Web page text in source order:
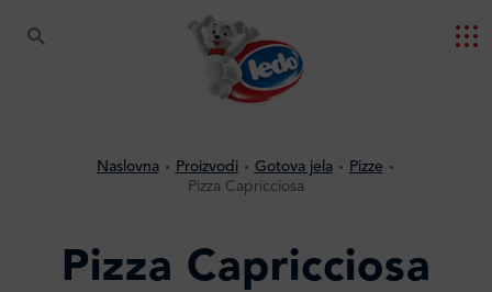
Naslovna Proizvodi Gotova jela
Pizze
Pizza Capricciosa
Pizza Capricciosa